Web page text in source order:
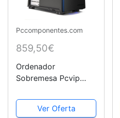
Pccomponentes.com
859,50€
Ordenador
Sobremesa Pcvip
5500 / 16GB RAM /
1TB SSD / RTX4060 +
Ver Oferta